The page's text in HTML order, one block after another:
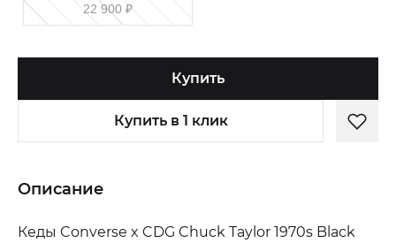
22 900 ₽
Купить
Купить в 1 клик
Описание
Кеды Converse x CDG Chuck Taylor 1970s Black